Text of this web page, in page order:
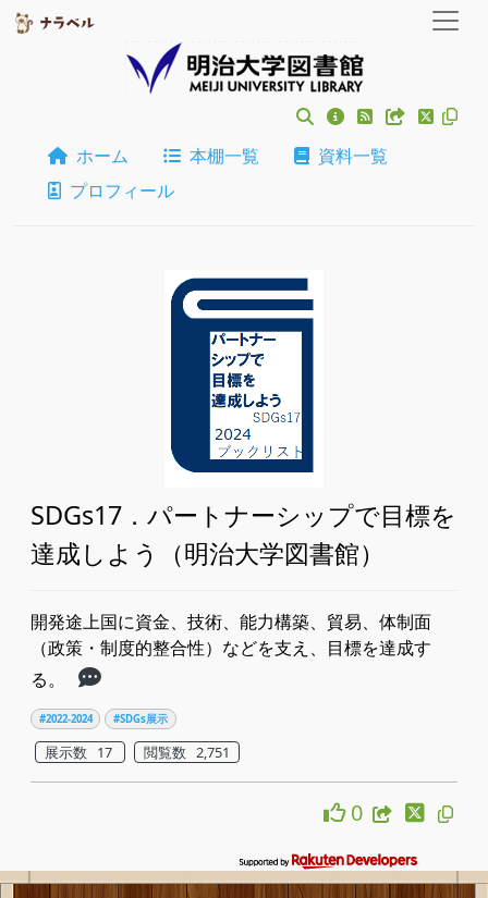
ホーム 本棚一覧
資料一覧
プロフィール
SDGs17．パートナーシップで目標を
達成しよう（明治大学図書館）
開発途上国に資金、技術、能力構築、貿易、体制面
（政策・制度的整合性）などを支え、目標を達成す
る。
#2022-2024 #SDGs展示
展示数 17 閲覧数 2,751
0